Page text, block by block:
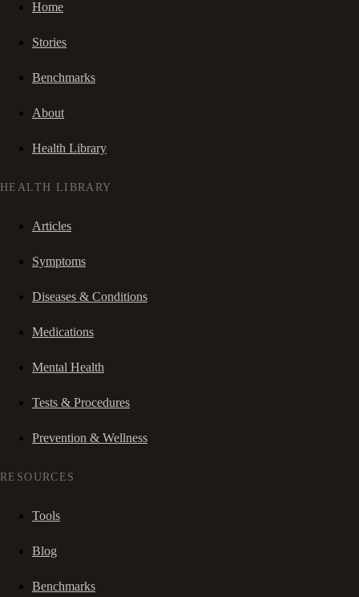
Home
Stories
Benchmarks
About
Health Library
HEALTH LIBRARY
Articles
Symptoms
Diseases & Conditions
Medications
Mental Health
Tests & Procedures
Prevention & Wellness
RESOURCES
Tools
Blog
Benchmarks